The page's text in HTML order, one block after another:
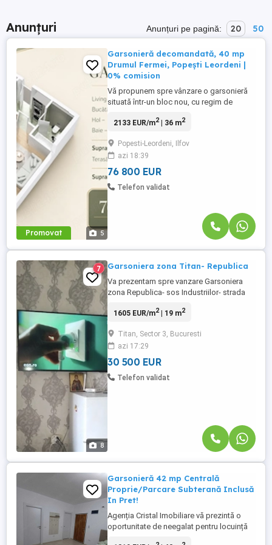
Anunțuri Anunțuri pe pagină: 20 50
Promovat 5
Garsonieră decomandată, 40 mp
Drumul Fermei, Popești Leordeni |
0% comision
Vă propunem spre vânzare o garsonieră
situată într-un bloc nou, cu regim de
zona Drumul Fermei din Popești-Leordeni.
sau 4 și reprezintă o alegere foarte bună
atât pentru locuit, cât și pentru investiție.
Garsoniera ...
2133 EUR/m2| 36 m2
Popesti-Leordeni, Ilfov
azi 18:39
76 800 EUR
Telefon validat
8
7 Garsoniera zona Titan- Republica
Va prezentam spre vanzare Garsoniera
zona Republica- sos Industriilor- strada
Suprafata 19 mp, mobilata si utilata.
contactati!
1605 EUR/m2| 19 m2
Titan, Sector 3, Bucuresti
azi 17:29
30 500 EUR
Telefon validat
Garsonieră 42 mp Centrală
Proprie/Parcare Subterană Inclusă
In Pret!
Agenția Cristal Imobiliare vă prezintă o
oportunitate de neegalat pentru locuință